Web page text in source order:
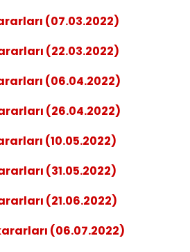
(07.03.2022)
(22.03.2022)
(06.04.2022)
(26.04.2022)
(10.05.2022)
(31.05.2022)
(21.06.2022)
(06.07.2022)